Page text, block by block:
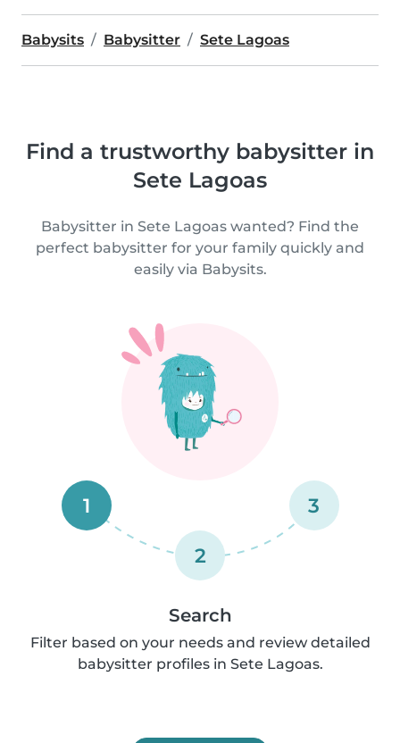
Babysits Babysitter Sete Lagoas
Find a trustworthy babysitter in
Sete Lagoas
Babysitter in Sete Lagoas wanted? Find the
perfect babysitter for your family quickly and
easily via Babysits.
1
2
3
Search
Filter based on your needs and review detailed
babysitter profiles in Sete Lagoas.